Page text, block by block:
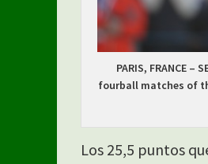
PARIS, FRANCE
fourball matches of
Los 25,5 puntos